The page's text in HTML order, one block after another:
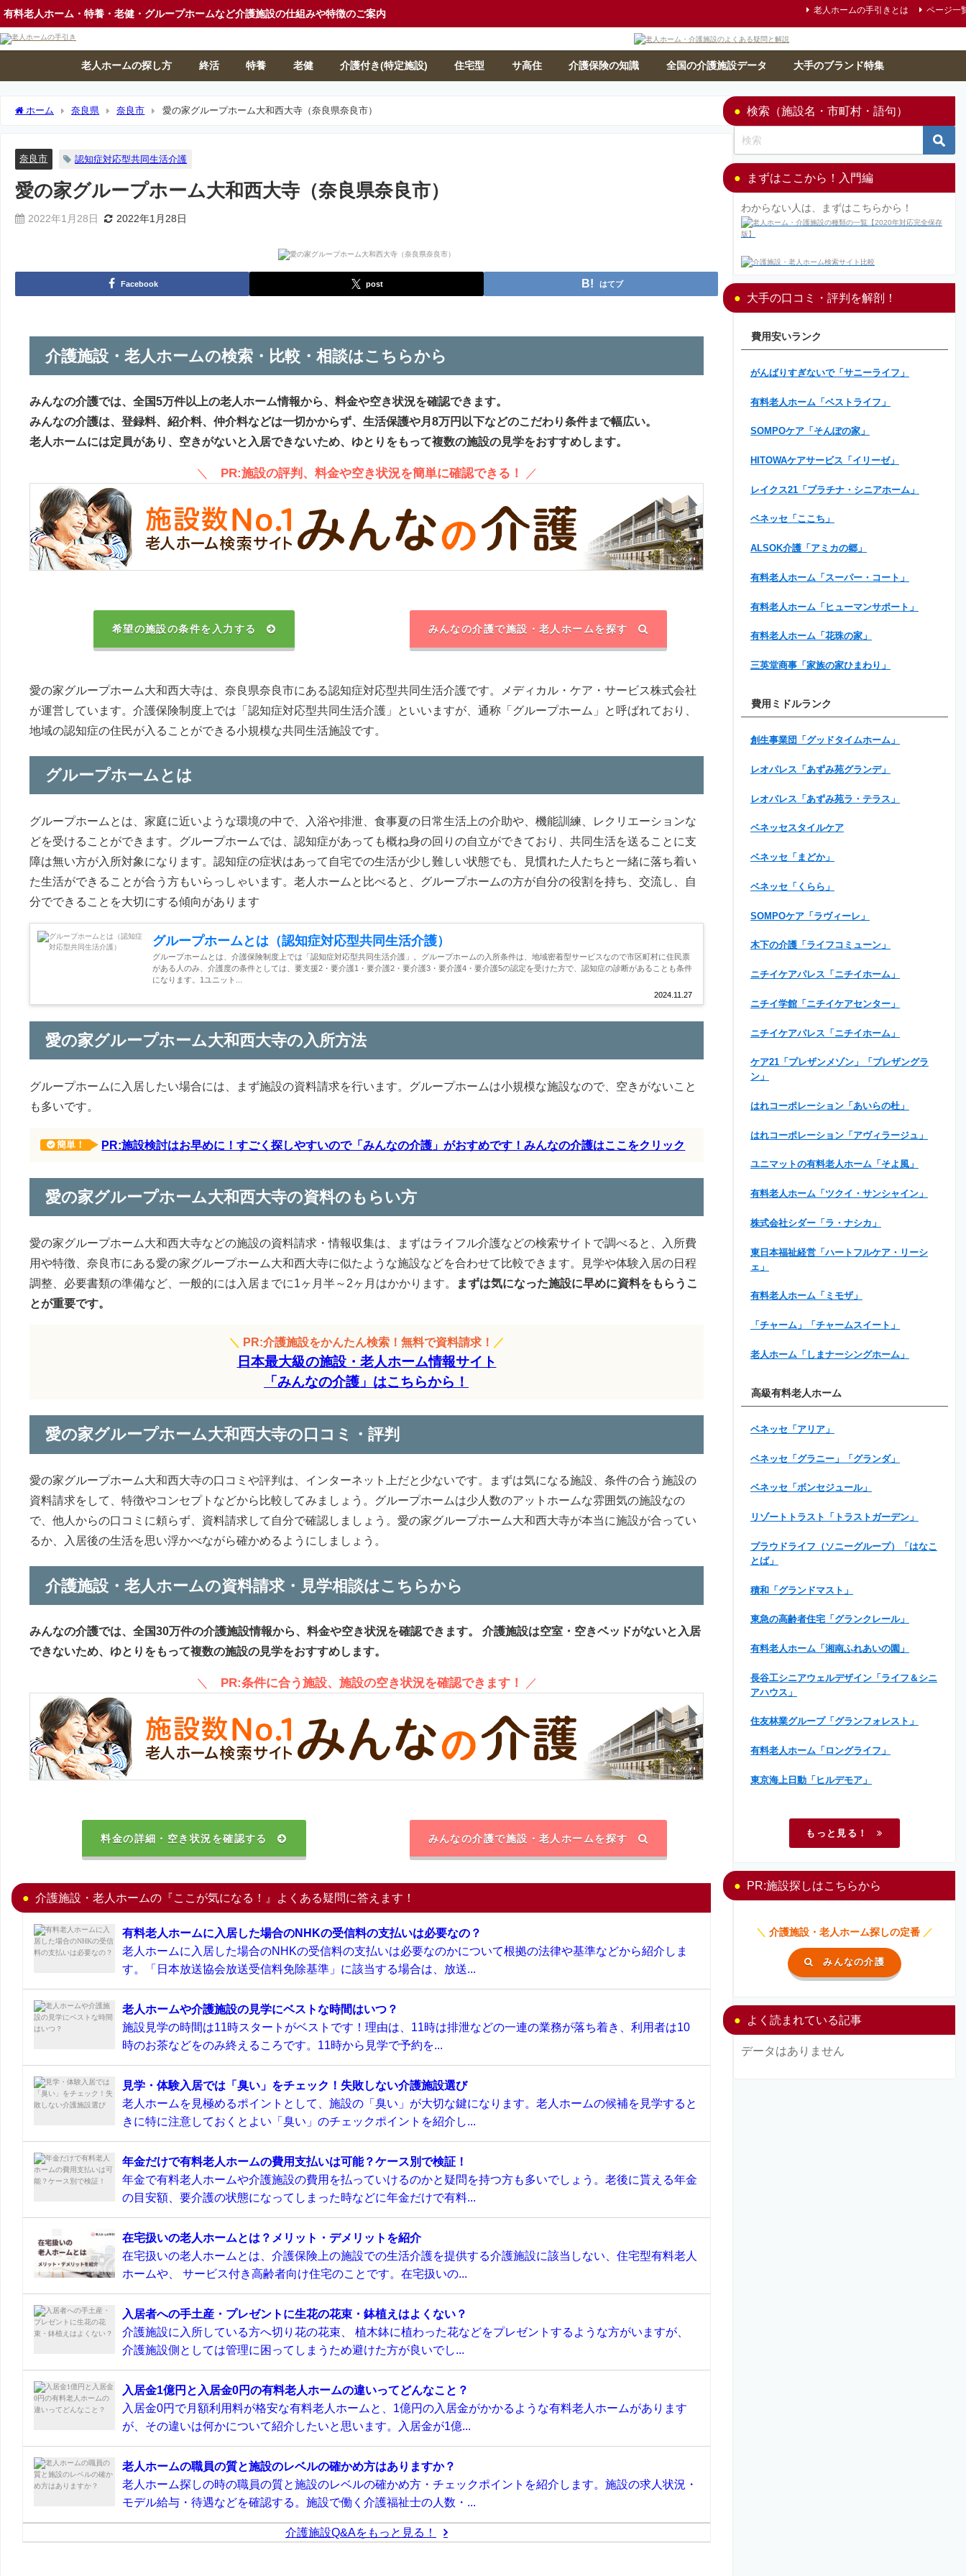
有料老人ホーム・特養・老健・グループホームなど介護施設の仕組みや特徴のご案内 老人ホームの手引きとは ページ一
老人ホームの探し方 終活 特養 老健 介護付き(特定施設) 住宅型 サ高住 介護保険の知識 全国の介護施設データ 大手のブランド特集
ホーム 奈良県 奈良市 愛の家グループホーム大和西大寺（奈良県奈良市）
奈良市 認知症対応型共同生活介護
愛の家グループホーム大和西大寺（奈良県奈良市）
2022年1月28日 2022年1月28日
Facebook post はてブ
介護施設・老人ホームの検索・比較・相談はこちらから
みんなの介護では、全国5万件以上の老人ホーム情報から、料金や空き状況を確認できます。
みんなの介護は、登録料、紹介料、仲介料などは一切かからず、生活保護や月8万円以下などのこだわり条件まで幅広い。
老人ホームには定員があり、空きがないと入居できないため、ゆとりをもって複数の施設の見学をおすすめします。
＼ PR:施設の評判、料金や空き状況を簡単に確認できる！ ／
希望の施設の条件を入力する みんなの介護で施設・老人ホームを探す
愛の家グループホーム大和西大寺は、奈良県奈良市にある認知症対応型共同生活介護です。メディカル・ケア・サービス株式会社
が運営しています。介護保険制度上では「認知症対応型共同生活介護」といいますが、通称「グループホーム」と呼ばれており、
地域の認知症の住民が入ることができる小規模な共同生活施設です。
グループホームとは
グループホームとは、家庭に近いような環境の中で、入浴や排泄、食事夏の日常生活上の介助や、機能訓練、レクリエーションな
どを受けることができます。グループホームでは、認知症があっても概ね身の回りの自立ができており、共同生活を送ることに支
障は無い方が入所対象になります。認知症の症状はあって自宅での生活が少し難しい状態でも、見慣れた人たちと一緒に落ち着い
た生活ができることが合う方もいらっしゃいます。老人ホームと比べると、グループホームの方が自分の役割を持ち、交流し、自
分でできることを大切にする傾向があります
グループホームとは（認知症対応型共同生活介護）
2024.11.27
グループホームとは、介護保険制度上では「認知症対応型共同生活介護」。グループホームの入所条件は、地域密着型サービスなので市区町村に住民票
がある人のみ、介護度の条件としては、要支援2・要介護1・要介護2・要介護3・要介護4・要介護5の認定を受けた方で、認知症の診断があることも条件
になります。1ユニット...
愛の家グループホーム大和西大寺の入所方法
グループホームに入居したい場合には、まず施設の資料請求を行います。グループホームは小規模な施設なので、空きがないこと
も多いです。
簡単！ PR:施設検討はお早めに！すごく探しやすいので「みんなの介護」がおすめです！みんなの介護はここをクリック
愛の家グループホーム大和西大寺の資料のもらい方
愛の家グループホーム大和西大寺などの施設の資料請求・情報収集は、まずはライフル介護などの検索サイトで調べると、入所費
用や特徴、奈良市にある愛の家グループホーム大和西大寺に似たような施設などを合わせて比較できます。見学や体験入居の日程
調整、必要書類の準備など、一般的には入居までに1ヶ月半～2ヶ月はかかります。
まずは気になった施設に早めに資料をもらうこ
とが重要です。
＼ PR:介護施設をかんたん検索！無料で資料請求！ ／
日本最大級の施設・老人ホーム情報サイト
「みんなの介護」はこちらから！
愛の家グループホーム大和西大寺の口コミ・評判
愛の家グループホーム大和西大寺の口コミや評判は、インターネット上だと少ないです。まずは気になる施設、条件の合う施設の
資料請求をして、特徴やコンセプトなどから比較してみましょう。グループホームは少人数のアットホームな雰囲気の施設なの
で、他人からの口コミに頼らず、資料請求して自分で確認しましょう。愛の家グループホーム大和西大寺が本当に施設が合ってい
るか、入居後の生活を思い浮かべながら確かめるようにしましょう。
介護施設・老人ホームの資料請求・見学相談はこちらから
みんなの介護では、全国30万件の介護施設情報から、料金や空き状況を確認できます。
介護施設は空室・空きベッドがないと入居
できないため、ゆとりをもって複数の施設の見学をおすすめします。
＼ PR:条件に合う施設、施設の空き状況を確認できます！ ／
料金の詳細・空き状況を確認する みんなの介護で施設・老人ホームを探す
介護施設・老人ホームの『ここが気になる！』よくある疑問に答えます！
有料老人ホームに入居した場合のNHKの受信料の支払いは必要なの？
老人ホームに入居した場合のNHKの受信料の支払いは必要なのかについて根拠の法律や基準などから紹介しま
す。「日本放送協会放送受信料免除基準」に該当する場合は、放送...
老人ホームや介護施設の見学にベストな時間はいつ？
施設見学の時間は11時スタートがベストです！理由は、11時は排泄などの一連の業務が落ち着き、利用者は10
時のお茶などをのみ終えるころです。11時から見学で予約を...
見学・体験入居では「臭い」をチェック！失敗しない介護施設選び
老人ホームを見極めるポイントとして、施設の「臭い」が大切な鍵になります。老人ホームの候補を見学すると
きに特に注意しておくとよい「臭い」のチェックポイントを紹介し...
年金だけで有料老人ホームの費用支払いは可能？ケース別で検証！
年金で有料老人ホームや介護施設の費用を払っていけるのかと疑問を持つ方も多いでしょう。老後に貰える年金
の目安額、要介護の状態になってしまった時などに年金だけで有料...
在宅扱いの老人ホームとは？メリット・デメリットを紹介
在宅扱いの老人ホームとは、介護保険上の施設での生活介護を提供する介護施設に該当しない、住宅型有料老人
ホームや、 サービス付き高齢者向け住宅のことです。在宅扱いの...
入居者への手土産・プレゼントに生花の花束・鉢植えはよくない？
介護施設に入所している方へ切り花の花束、 植木鉢に植わった花などをプレゼントするような方がいますが、
介護施設側としては管理に困ってしまうため避けた方が良いでし...
入居金1億円と入居金0円の有料老人ホームの違いってどんなこと？
入居金0円で月額利用料が格安な有料老人ホームと、1億円の入居金がかかるような有料老人ホームがあります
が、その違いは何かについて紹介したいと思います。入居金が1億...
老人ホームの職員の質と施設のレベルの確かめ方はありますか？
老人ホーム探しの時の職員の質と施設のレベルの確かめ方・チェックポイントを紹介します。施設の求人状況・
モデル給与・待遇などを確認する。施設で働く介護福祉士の人数・...
介護施設Q&Aをもっと見る！
検索（施設名・市町村・語句）
まずはここから！入門編
わからない人は、まずはこちらから！
大手の口コミ・評判を解剖！
費用安いランク
がんばりすぎないで「サニーライフ」
有料老人ホーム「ベストライフ」
SOMPOケア「そんぽの家」
HITOWAケアサービス「イリーゼ」
レイクス21「プラチナ・シニアホーム」
ベネッセ「ここち」
ALSOK介護「アミカの郷」
有料老人ホーム「スーパー・コート」
有料老人ホーム「ヒューマンサポート」
有料老人ホーム「花珠の家」
三英堂商事「家族の家ひまわり」
費用ミドルランク
創生事業団「グッドタイムホーム」
レオパレス「あずみ苑グランデ」
レオパレス「あずみ苑ラ・テラス」
ベネッセスタイルケア
ベネッセ「まどか」
ベネッセ「くらら」
SOMPOケア「ラヴィーレ」
木下の介護「ライフコミューン」
ニチイケアパレス「ニチイホーム」
ニチイ学館「ニチイケアセンター」
ニチイケアパレス「ニチイホーム」
ケア21「プレザンメゾン」「プレザングラ
ン」
はれコーポレーション「あいらの杜」
はれコーポレーション「アヴィラージュ」
ユニマットの有料老人ホーム「そよ風」
有料老人ホーム「ツクイ・サンシャイン」
株式会社シダー「ラ・ナシカ」
東日本福祉経営「ハートフルケア・リーシ
ェ」
有料老人ホーム「ミモザ」
「チャーム」「チャームスイート」
老人ホーム「しまナーシングホーム」
高級有料老人ホーム
ベネッセ「アリア」
ベネッセ「グラニー」「グランダ」
ベネッセ「ボンセジュール」
リゾートトラスト「トラストガーデン」
プラウドライフ（ソニーグループ）「はなこ
とば」
積和「グランドマスト」
東急の高齢者住宅「グランクレール」
有料老人ホーム「湘南ふれあいの園」
長谷工シニアウェルデザイン「ライフ＆シニ
アハウス」
住友林業グループ「グランフォレスト」
有料老人ホーム「ロングライフ」
東京海上日動「ヒルデモア」
もっと見る！
PR:施設探しはこちらから
＼ 介護施設・老人ホーム探しの定番 ／
みんなの介護
よく読まれている記事
データはありません